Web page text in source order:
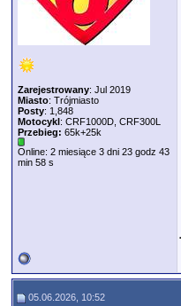
Zarejestrowany: Jul 2019
Miasto: Trójmiasto
Posty: 1,848
Motocykl: CRF1000D, CRF300L
Przebieg: 65k+25k
Online: 2 miesiące 3 dni 23 godz 43
min 58 s
05.06.2026, 10:52